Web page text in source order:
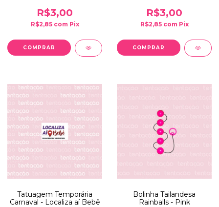
R$3,00
R$2,85 com Pix
Gasto
R$3,00
R$2,85 com Pix
Tatuagem Temporária
Carnaval - Localiza aí Bebê
Bolinha Tailandesa
Rainballs - Pink